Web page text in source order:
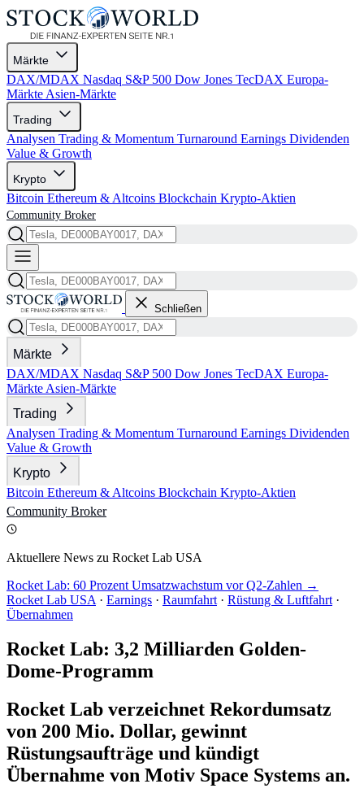
Märkte
DAX/MDAX Nasdaq S&P 500 Dow Jones TecDAX Europa-
Märkte Asien-Märkte
Trading
Analysen Trading & Momentum Turnaround Earnings Dividenden
Value & Growth
Krypto
Bitcoin Ethereum & Altcoins Blockchain Krypto-Aktien
Community Broker
Schließen
Märkte
DAX/MDAX Nasdaq S&P 500 Dow Jones TecDAX Europa-
Märkte Asien-Märkte
Trading
Analysen Trading & Momentum Turnaround Earnings Dividenden
Value & Growth
Krypto
Bitcoin Ethereum & Altcoins Blockchain Krypto-Aktien
Community Broker
Aktuellere News zu Rocket Lab USA
Rocket Lab: 60 Prozent Umsatzwachstum vor Q2-Zahlen →
Rocket Lab USA · Earnings · Raumfahrt · Rüstung & Luftfahrt ·
Übernahmen
Rocket Lab: 3,2 Milliarden Golden-
Dome-Programm
Rocket Lab verzeichnet Rekordumsatz
von 200 Mio. Dollar, gewinnt
Rüstungsaufträge und kündigt
Übernahme von Motiv Space Systems an.